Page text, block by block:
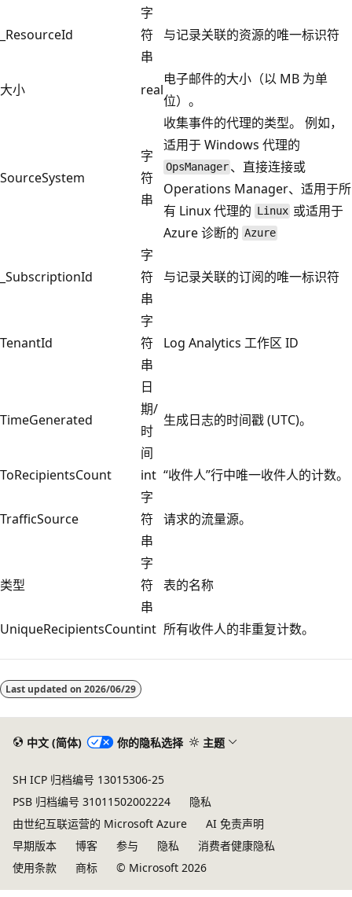
_ResourceId
字
符
串
与记录关联的资源的唯一标识符
大小 real
电子邮件的大小（以 MB 为单
位）。
SourceSystem
字
符
串
收集事件的代理的类型。 例如，
适用于 Windows 代理的
OpsManager 、直接连接或
Operations Manager、适用于所
有 Linux 代理的 Linux 或适用于
Azure 诊断的 Azure
_SubscriptionId
字
符
串
与记录关联的订阅的唯一标识符
TenantId
字
符
串
Log Analytics 工作区 ID
TimeGenerated
日
期/
时
间
生成日志的时间戳 (UTC)。
ToRecipientsCount int “收件人”行中唯一收件人的计数。
TrafficSource
字
符
串
请求的流量源。
类型
字
符
串
表的名称
UniqueRecipientsCountint 所有收件人的非重复计数。
模
式
Last updated on 2026/06/29
中文 (简体) 你的隐私选择 主题
SH ICP 归档编号 13015306-25
PSB 归档编号 31011502002224
隐私
由世纪互联运营的 Microsoft Azure
AI 免责声明
早期版本
博客 参与 隐私
消费者健康隐私
使用条款
商标 © Microsoft 2026